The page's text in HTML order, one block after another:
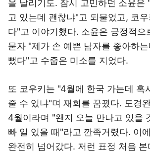
을 날리기도. 잠시 고민하던 소윤은
고 있는데 괜찮냐"고 되물었고, 코
다"고 이야기했다. 소윤은 긍정적으
묻자 "제가 손 예쁜 남자를 좋아하
뻤다"고 수줍은 미소를 지었다.
또 코우키는 "4월에 한국 가는데 혹
줄 수 있냐"며 재회를 꿈꿨다. 도경
4월이라며 "왠지 오늘 만나고 있을
빠 일 있을 때"라고 깐족거렸다. 이
완전히 넘어갔다. 저런 표정 처음